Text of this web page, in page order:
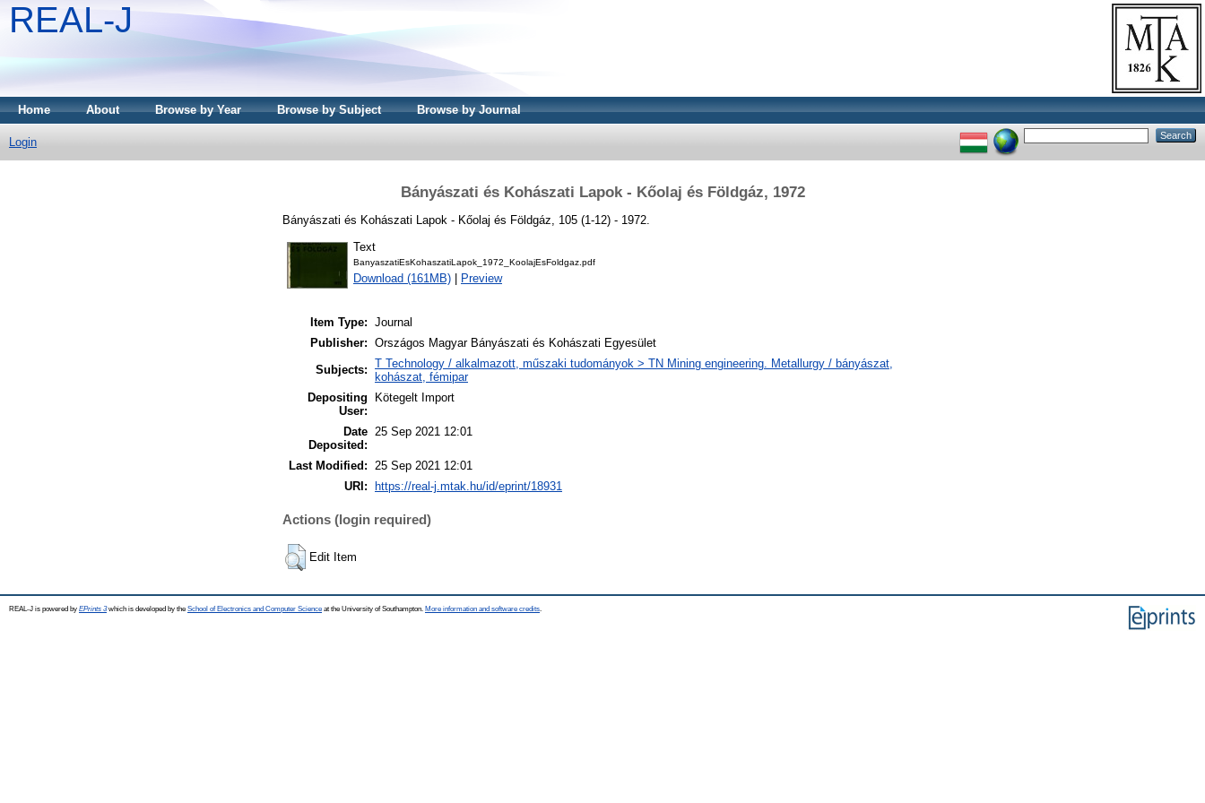
REAL-J
Home About Browse by Year Browse by Subject Browse by Journal
Login
Bányászati és Kohászati Lapok - Kőolaj és Földgáz, 1972
Bányászati és Kohászati Lapok - Kőolaj és Földgáz, 105 (1-12) - 1972.
Text
BanyaszatiEsKohaszatiLapok_1972_KoolajEsFoldgaz.pdf
Download (161MB) Preview
Item Type: Journal
Publisher: Országos Magyar Bányászati és Kohászati Egyesület
Subjects: T Technology / alkalmazott, műszaki tudományok > TN Mining engineering. Metallurgy / bányászat,
kohászat, fémipar
Depositing
User:
Kötegelt Import
Date
Deposited:
25 Sep 2021 12:01
Last Modified: 25 Sep 2021 12:01
URI:
https://real-j.mtak.hu/id/eprint/18931
Actions (login required)
Edit Item
REAL-J is powered by EPrints 3which is developed by the School of Electronics and Computer Science at the University of Southampton. More information and software credits